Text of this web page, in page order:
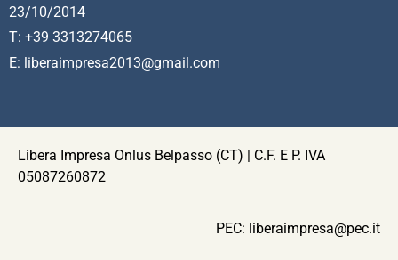
23/10/2014
T: +39 3313274065
E: liberaimpresa2013@gmail.com
Libera Impresa Onlus Belpasso (CT) | C.F. E P. IVA
05087260872
PEC: liberaimpresa@pec.it